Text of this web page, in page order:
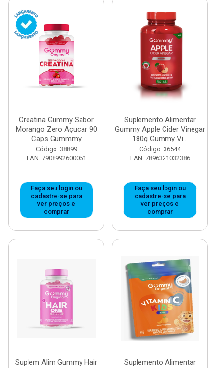
Creatina Gummy Sabor
Morango Zero Açucar 90
Caps Gummmy
Código: 38899
EAN: 7908992600051
Faça seu login ou
cadastre-se para
ver preços e
comprar
Suplemento Alimentar
Gummy Apple Cider Vinegar
180g Gummy Vi...
Código: 36544
EAN: 7896321032386
Faça seu login ou
cadastre-se para
ver preços e
comprar
Suplem Alim Gummy Hair
Suplemento Alimentar